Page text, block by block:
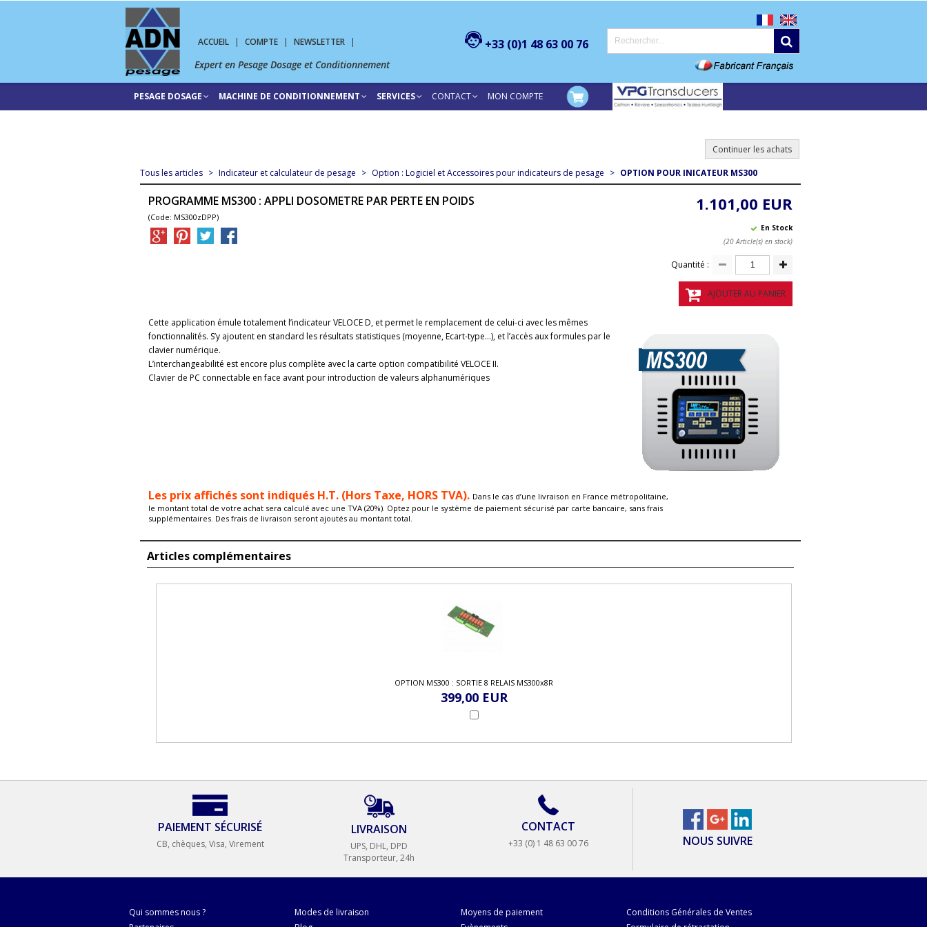
ACCUEIL | COMPTE | NEWSLETTER |
Expert en Pesage Dosage et Conditionnement
+33 (0)1 48 63 00 76
PESAGE DOSAGE MACHINE DE CONDITIONNEMENT SERVICES CONTACT MON COMPTE
Continuer les achats
Tous les articles > Indicateur et calculateur de pesage > Option : Logiciel et Accessoires pour indicateurs de pesage > OPTION POUR INICATEUR MS300
PROGRAMME MS300 : APPLI DOSOMETRE PAR PERTE EN POIDS
(Code: MS300zDPP)
1.101,00 EUR
En Stock
(20 Article(s) en stock)
Quantité :
AJOUTER AU PANIER
Cette application émule totalement l’indicateur VELOCE D, et permet le remplacement de celui-ci avec les mêmes
fonctionnalités. S’y ajoutent en standard les résultats statistiques (moyenne, Ecart-type…), et l’accès aux formules par le
clavier numérique.
L’interchangeabilité est encore plus complète avec la carte option compatibilité VELOCE II.
Clavier de PC connectable en face avant pour introduction de valeurs alphanumériques
Les prix affichés sont indiqués H.T. (Hors Taxe, HORS TVA). Dans le cas d’une livraison en France métropolitaine,
le montant total de votre achat sera calculé avec une TVA (20%). Optez pour le système de paiement sécurisé par carte bancaire, sans frais
supplémentaires. Des frais de livraison seront ajoutés au montant total.
Articles complémentaires
OPTION MS300 : SORTIE 8 RELAIS MS300x8R
399,00 EUR
PAIEMENT SÉCURISÉ
CB, chèques, Visa, Virement
LIVRAISON
UPS, DHL, DPD
Transporteur, 24h
CONTACT
+33 (0) 1 48 63 00 76 NOUS SUIVRE
Qui sommes nous ? Modes de livraison Moyens de paiement
Conditions Générales de Ventes